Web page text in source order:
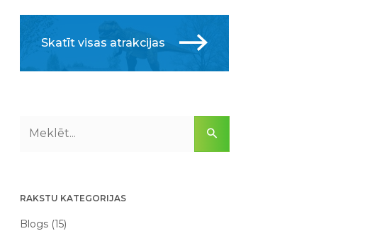
Skatīt visas atrakcijas
RAKSTU KATEGORIJAS
Blogs (15)